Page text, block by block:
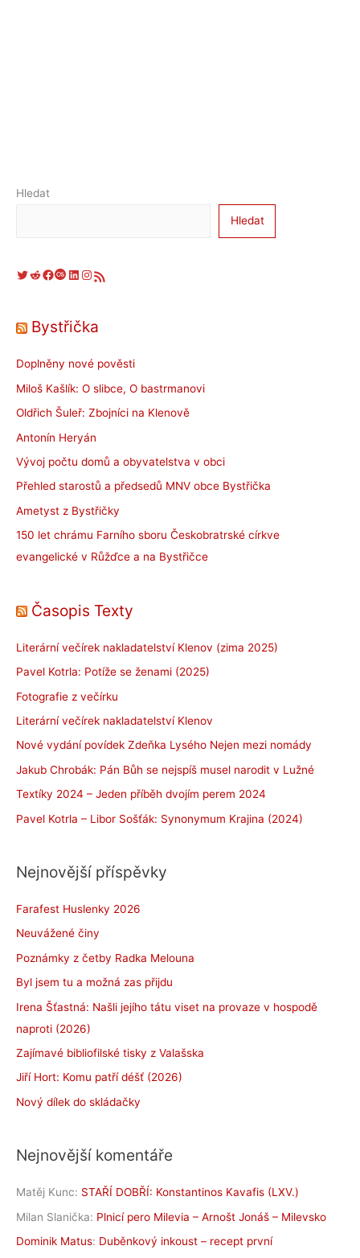
Hledat
Hledat
Twitter Reddit Facebook Last.fm LinkedIn Instagram RSS zdroj
Bystřička
Doplněny nové pověsti
Miloš Kašlík: O slibce, O bastrmanovi
Oldřich Šuleř: Zbojníci na Klenově
Antonín Heryán
Vývoj počtu domů a obyvatelstva v obci
Přehled starostů a předsedů MNV obce Bystřička
Ametyst z Bystřičky
150 let chrámu Farního sboru Českobratrské církve
evangelické v Růžďce a na Bystřičce
Časopis Texty
Literární večírek nakladatelství Klenov (zima 2025)
Pavel Kotrla: Potíže se ženami (2025)
Fotografie z večírku
Literární večírek nakladatelství Klenov
Nové vydání povídek Zdeňka Lysého Nejen mezi nomády
Jakub Chrobák: Pán Bůh se nejspíš musel narodit v Lužné
Textíky 2024 – Jeden příběh dvojím perem 2024
Pavel Kotrla – Libor Sošťák: Synonymum Krajina (2024)
Nejnovější příspěvky
Farafest Huslenky 2026
Neuvážené činy
Poznámky z četby Radka Melouna
Byl jsem tu a možná zas přijdu
Irena Šťastná: Našli jejího tátu viset na provaze v hospodě
naproti (2026)
Zajímavé bibliofilské tisky z Valašska
Jiří Hort: Komu patří déšť (2026)
Nový dílek do skládačky
Nejnovější komentáře
Matěj Kunc: STAŘÍ DOBŘÍ: Konstantinos Kavafis (LXV.)
Milan Slanička: Plnicí pero Milevia – Arnošt Jonáš – Milevsko
Dominik Matus: Duběnkový inkoust – recept první